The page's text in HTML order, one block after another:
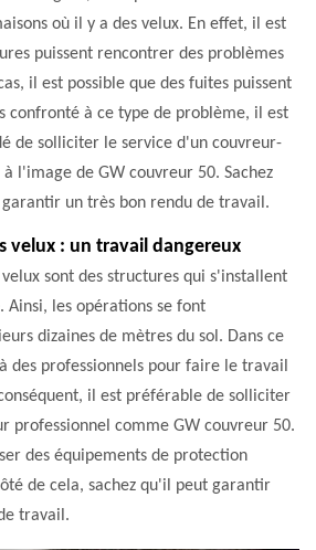
où il y a des velux. En effet, il est
puissent rencontrer des problèmes
il est possible que des fuites puissent
confronté à ce type de problème, il est
de solliciter le service d'un couvreur-
l'image de GW couvreur 50. Sachez
un très bon rendu de travail.
velux : un travail dangereux
sont des structures qui s'installent
les opérations se font
dizaines de mètres du sol. Dans ce
des professionnels pour faire le travail
il est préférable de solliciter
professionnel comme GW couvreur 50.
des équipements de protection
de cela, sachez qu'il peut garantir
travail.